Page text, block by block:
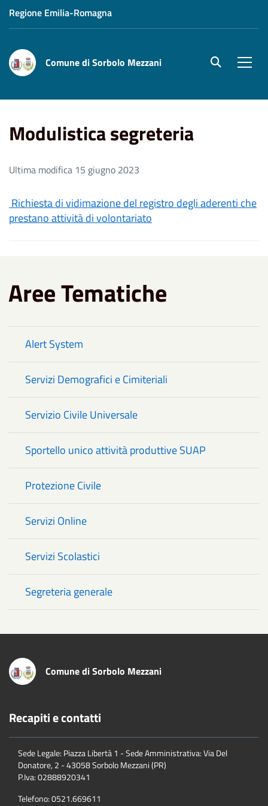
Regione Emilia-Romagna
Comune di Sorbolo Mezzani site.searc
Modulistica segreteria
Ultima modifica 15 giugno 2023
Richiesta di vidimazione del registro degli aderenti che
prestano attività di volontariato
Aree Tematiche
Alert System
Servizi Demografici e Cimiteriali
Servizio Civile Universale
Sportello unico attività produttive SUAP
Protezione Civile
Servizi Online
Servizi Scolastici
Segreteria generale
Comune di Sorbolo Mezzani
Recapiti e contatti
Sede Legale: Piazza Libertà 1 - Sede Amministrativa: Via Del
Donatore, 2 - 43058 Sorbolo Mezzani (PR)
P.Iva:02888920341
Telefono:0521.669611